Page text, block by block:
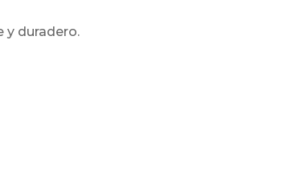
y duradero.